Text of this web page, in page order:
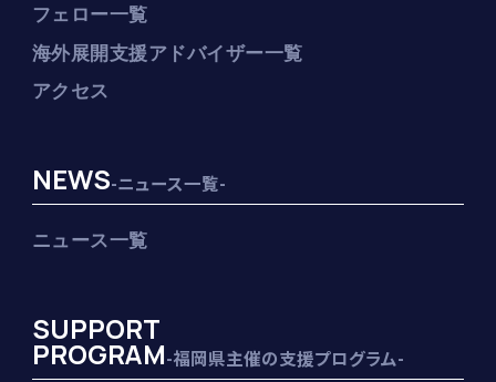
フェロー一覧
海外展開支援アドバイザー一覧
アクセス
NEWS-ニュース一覧-
ニュース一覧
SUPPORT
PROGRAM-福岡県主催の支援プログラム-